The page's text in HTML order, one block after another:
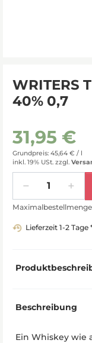
WRITERS
40% 0,7
31,95 €
Grundpreis: 45,64 € / l
inkl. 19% USt. zzgl.
Lieferzeit 1-2 Tage
Beschreibung
Ein Whiskey wie